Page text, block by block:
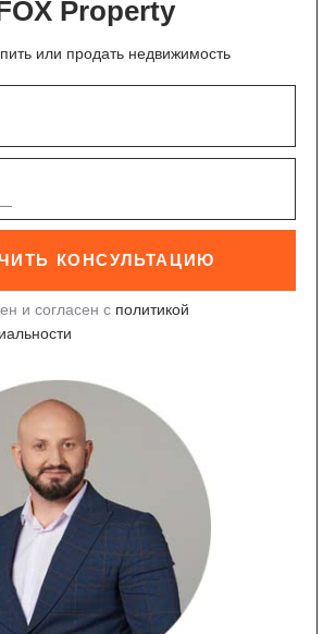
Property
или продать недвижимость
КОНСУЛЬТАЦИЮ
и согласен с политикой